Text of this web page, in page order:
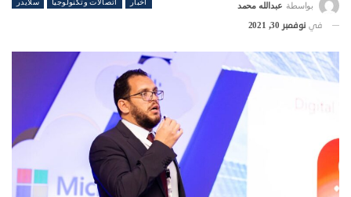
بواسطة عبدالله محمد
في نوفمبر 30, 2021